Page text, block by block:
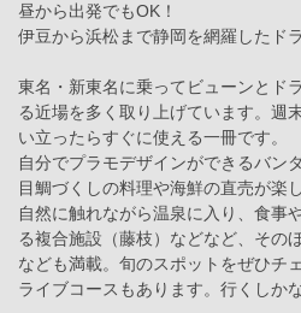
昼から出発でもOK！
伊豆から浜松まで静岡を網羅したド
東名・新東名に乗ってビューンとド
る近場を多く取り上げています。週
い立ったらすぐに使える一冊です。
自分でプラモデザインができるバン
目鯛づくしの料理や海鮮の直売が楽
自然に触れながら温泉に入り、食事
る複合施設（藤枝）などなど、その
なども満載。旬のスポットをぜひチ
ライブコースもあります。行くしか